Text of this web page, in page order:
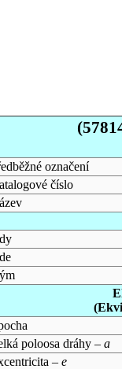
označení
číslo
poloosa dráhy – a
– e